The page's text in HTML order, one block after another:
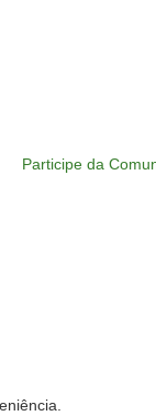
Participe da